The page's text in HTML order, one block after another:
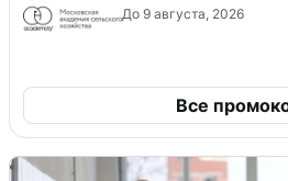
До 9 августа, 2026
Все